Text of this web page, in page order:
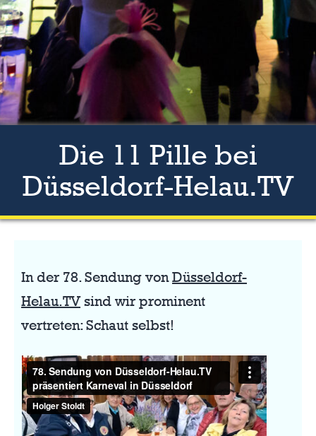
Die 11 Pille bei
Düsseldorf-Helau.TV
In der 78. Sendung vonDüsseldorf-
Helau.TVsind wir prominent
vertreten: Schaut selbst!